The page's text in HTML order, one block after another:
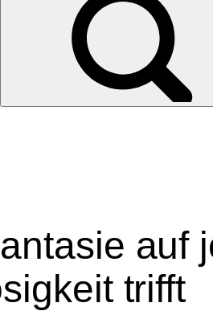
auf
trifft